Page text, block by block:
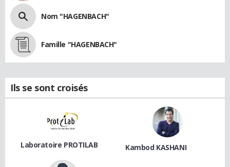
Nom "HAGENBACH"
Famille "HAGENBACH"
Ils se sont croisés
Laboratoire PROTILAB Kambod KASHANI